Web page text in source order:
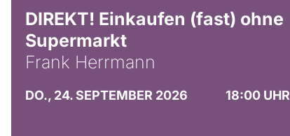
DIREKT! Einkaufen (fast) ohne
Supermarkt
Frank Herrmann
DO., 24. SEPTEMBER 2026 18:00 UHR